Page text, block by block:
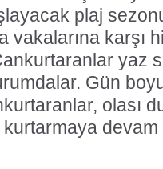
plaj
vakalarına karşı
yaz
Gün
olası